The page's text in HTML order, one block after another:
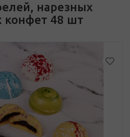
нарезных
конфет 48 шт